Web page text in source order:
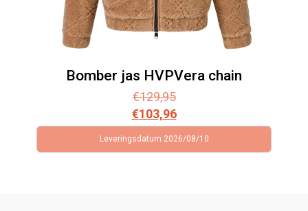
Bomber jas HVPVera chain
€129,95
€103,96
Leveringsdatum 2026/08/10